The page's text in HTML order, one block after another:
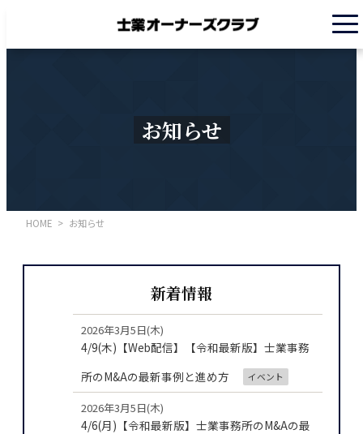
お知らせ
HOME > お知らせ
新着情報
2026年3月5日(木)
4/9(木)【Web配信】【令和最新版】士業事務
所のM&Aの最新事例と進め方
イベント
2026年3月5日(木)
4/6(月)【令和最新版】士業事務所のM&Aの最